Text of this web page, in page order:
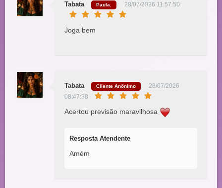
Tabata Paula. 28/07/2026 11:57:50
Joga bem
Tabata Cliente Anônimo
28/07/2026
08:47:38
Acertou previsão maravilhosa
Resposta Atendente
Amém